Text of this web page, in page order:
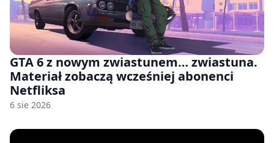
GTA 6 z nowym zwiastunem… zwiastuna.
Materiał zobaczą wcześniej abonenci
Netfliksa
6 sie 2026